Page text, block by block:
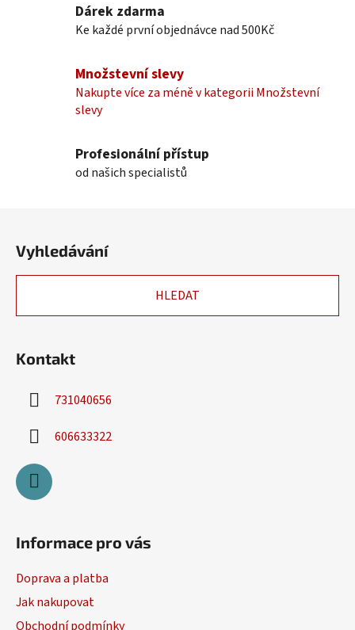
d
í
p
k
y
u
Dárek zdarma
Ke každé první objednávce nad 500Kč
Množstevní slevy
Nakupte více za méně v kategorii Množstevní
slevy
Profesionální přístup
od našich specialistů
Vyhledávání
HLEDAT
Kontakt
731040656
606633322
Informace pro vás
Doprava a platba
Jak nakupovat
Obchodní podmínky